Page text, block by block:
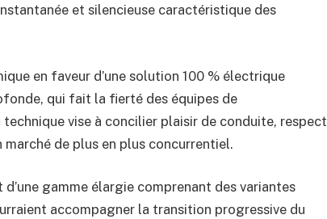
et silencieuse caractéristique des
en faveur d’une solution 100 % électrique
qui fait la fierté des équipes de
vise à concilier plaisir de conduite, respect
de plus en plus concurrentiel.
gamme élargie comprenant des variantes
accompagner la transition progressive du